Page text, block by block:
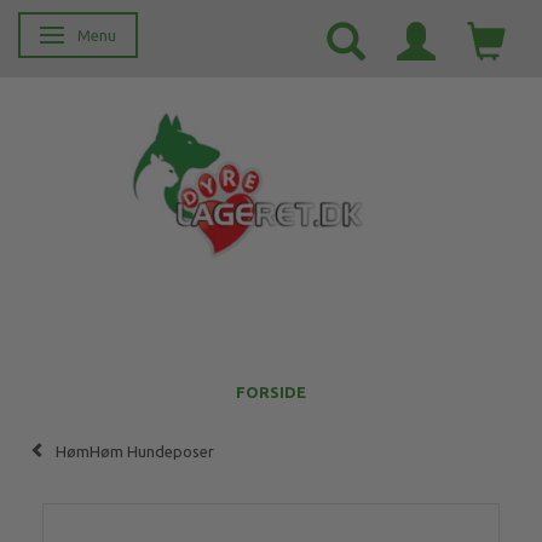
Skifte navigation
Menu
FORSIDE
HømHøm Hundeposer